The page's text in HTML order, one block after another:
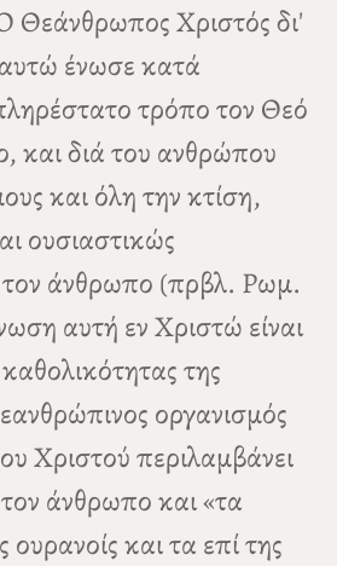
Θεάνθρωπος Χριστός δι'
ένωσε κατά
τρόπο τον Θεό
και διά του ανθρώπου
και όλη την κτίση,
ουσιαστικώς
τον άνθρωπο (πρβλ. Ρωμ.
αυτή εν Χριστώ είναι
της
οργανισμός
Χριστού περιλαμβάνει
άνθρωπο και «τα
ουρανοίς και τα επί της